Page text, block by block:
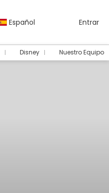
Español Entrar
Disney Nuestro Equipo